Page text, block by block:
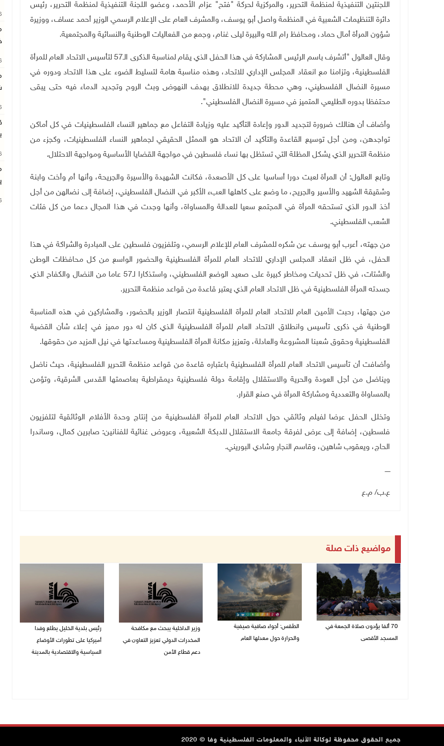
اللجنتين التنفيذية لمنظمة التحرير، والمركزية لحركة "فتح" عزام الأحمد، وعضو اللجنة التنفيذية لمنظمة التحرير، رئيس
دائرة التنظيمات الشعبية في المنظمة واصل أبو يوسف، والمشرف العام على الإعلام الرسمي الوزير أحمد عساف، ووزيرة
شؤون المرأة أمال حماد، ومحافظ رام الله والبيرة ليلى غنام، وجمع من الفعاليات الوطنية والنسائية والمجتمعية.
وقال العالول "أتشرف باسم الرئيس المشاركة في هذا الحفل الذي يقام لمناسبة الذكرى الـ57 لتأسيس الاتحاد العام للمرأة
الفلسطينية، وتزامنا مع انعقاد المجلس الإداري للاتحاد، وهذه مناسبة هامة لتسليط الضوء على هذا الاتحاد ودوره في
مسيرة النضال الفلسطيني، وهي محطة جديدة للانطلاق بهدف النهوض وبث الروح وتجديد الدماء فيه حتى يبقى
محتفظا بدوره الطليعي المتميز في مسيرة النضال الفلسطيني".
وأضاف أن هنالك ضرورة لتجديد الدور وإعادة التأكيد عليه وزيادة التفاعل مع جماهير النساء الفلسطينيات في كل أماكن
تواجدهن، ومن أجل توسيع القاعدة والتأكيد أن الاتحاد هو الممثل الحقيقي لجماهير النساء الفلسطينيات، وكجزء من
منظمة التحرير الذي يشكل المظلة التي تستظل بها نساء فلسطين في مواجهة القضايا الأساسية ومواجهة الاحتلال.
وتابع العالول: أن المرأة لعبت دورا أساسيا على كل الأصعدة، فكانت الشهيدة والأسيرة والجريحة، وأنها أم وأخت وابنة
وشقيقة الشهيد والأسير والجريح، ما وضع على كاهلها العبء الأكبر في النضال الفلسطيني، إضافة إلى نضالهن من أجل
أخذ الدور الذي تستحقه المرأة في المجتمع سعيا للعدالة والمساواة، وأنها وجدت في هذا المجال دعما من كل فئات
الشعب الفلسطيني.
من جهته، أعرب أبو يوسف عن شكره للمشرف العام للإعلام الرسمي، وتلفزيون فلسطين على المبادرة والشراكة في هذا
الحفل، في ظل انعقاد المجلس الإداري للاتحاد العام للمرأة الفلسطينية والحضور الواسع من كل محافظات الوطن
والشتات، في ظل تحديات ومخاطر كبيرة على صعيد الوضع الفلسطيني، واستذكارا لـ57 عاما من النضال والكفاح الذي
جسدته المرأة الفلسطينية في ظل الاتحاد العام الذي يعتبر قاعدة من قواعد منظمة التحرير.
من جهتها، رحبت الأمين العام للاتحاد العام للمرأة الفلسطينية انتصار الوزير بالحضور، والمشاركين في هذه المناسبة
الوطنية في ذكرى تأسيس وانطلاق الاتحاد العام للمرأة الفلسطينية الذي كان له دور مميز في إعلاء شأن القضية
الفلسطينية وحقوق شعبنا المشروعة والعادلة، وتعزيز مكانة المرأة الفلسطينية ومساعدتها في نيل المزيد من حقوقها.
وأضافت أن تأسيس الاتحاد العام للمرأة الفلسطينية باعتباره قاعدة من قواعد منظمة التحرير الفلسطينية، حيث ناضل
ويناضل من أجل العودة والحرية والاستقلال وإقامة دولة فلسطينية ديمقراطية بعاصمتها القدس الشرقية، وتؤمن
بالمساواة والتعددية ومشاركة المرأة في صنع القرار.
وتخلل الحفل عرضا لفيلم وثائقي حول الاتحاد العام للمرأة الفلسطينية من إنتاج وحدة الأفلام الوثائقية لتلفزيون
فلسطين، إضافة إلى عرض لفرقة جامعة الاستقلال للدبكة الشعبية، وعروض غنائية للفنانين: صابرين كمال، وساندرا
الحاج، ويعقوب شاهين، وقاسم النجار وشادي البوريني.
ـــــ
ع.ب/ م.ع
مواضيع ذات صلة
70 ألفا يؤدون صلاة الجمعة في
المسجد الأقصى
الطقس: أجواء صافية صيفية
والحرارة حول معدلها العام
وزير الداخلية يبحث مع مكافحة
المخدرات الدولي تعزيز التعاون في
دعم قطاع الأمن
رئيس بلدية الخليل يطلع وفدا
أميركيا على تطورات الأوضاع
السياسية والاقتصادية بالمدينة
جميع الحقوق محفوظة لوكالة الأنباء والمعلومات الفلسطينية وفا © 2020